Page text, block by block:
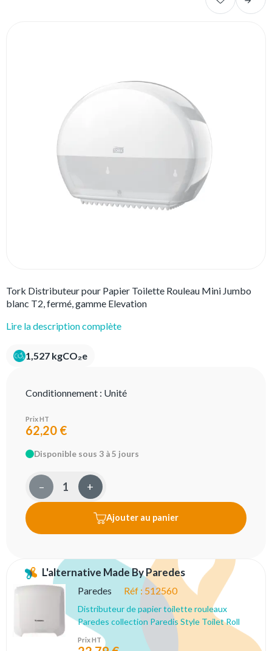
Tork Distributeur pour Papier Toilette Rouleau Mini Jumbo
blanc T2, fermé, gamme Elevation
Lire la description complète
1,527 kgCO₂e
Conditionnement : Unité
Prix HT
62,20 €
Disponible sous 3 à 5 jours
– +
Ajouter au panier
L'alternative Made By Paredes
Paredes Réf : 512560
Distributeur de papier toilette rouleaux
Paredes collection Paredis Style Toilet Roll
Prix HT